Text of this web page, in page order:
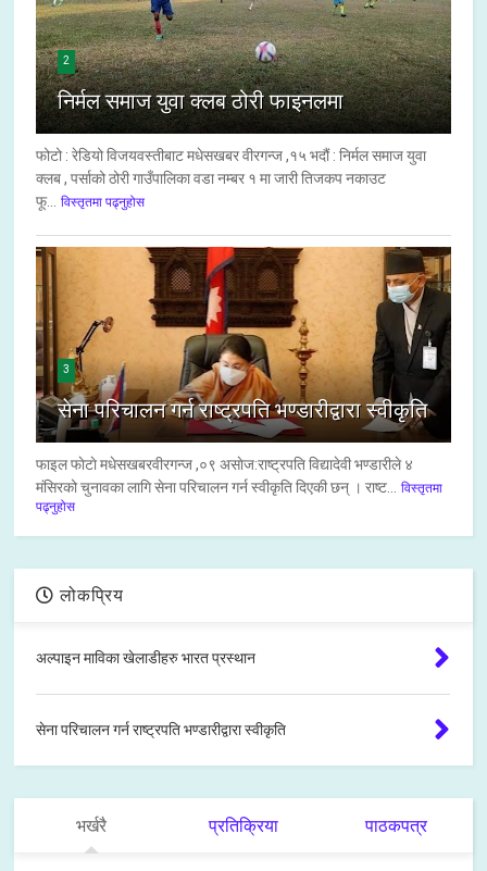
2
निर्मल समाज युवा क्लब ठोरी फाइनलमा
फोटो : रेडियो विजयवस्तीबाट मधेसखबर वीरगन्ज ,१५ भदौं : निर्मल समाज युवा
क्लब , पर्साको ठोरी गाउँपालिका वडा नम्बर १ मा जारी तिजकप नकाउट
फू...
विस्तृतमा पढ्नुहोस
3
सेना परिचालन गर्न राष्ट्रपति भण्डारीद्वारा स्वीकृति
फाइल फाेटाे मधेसखबरवीरगन्ज ,०९ असाेज:राष्ट्रपति विद्यादेवी भण्डारीले ४
मंसिरको चुनावका लागि सेना परिचालन गर्न स्वीकृति दिएकी छन् । राष्ट...
विस्तृतमा
पढ्नुहोस
लोकप्रिय
अल्पाइन माविका खेलाडीहरु भारत प्रस्थान
सेना परिचालन गर्न राष्ट्रपति भण्डारीद्वारा स्वीकृति
भर्खरै प्रतिक्रिया पाठकपत्र